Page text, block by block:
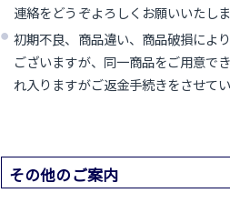
連絡をどうぞよろしくお願いいたしま
初期不良、商品違い、商品破損によ
ございますが、同一商品をご用意で
れ入りますがご返金手続きをさせてい
その他のご案内